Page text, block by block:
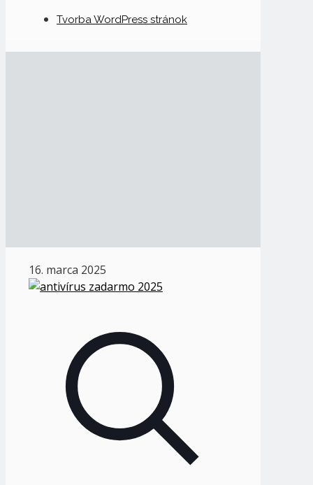
Tvorba WordPress stránok
16. marca 2025